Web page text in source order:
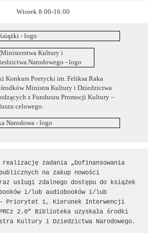
Wtorek 8:00-16:00
Konkurs Poetycki im. Feliksa Raka
Ministra Kultury i Dziedzictwa
z Funduszu Promocji Kultury –
celowego.
realizację zadania „Dofinansowania
na zakup nowości
usługi zdalnego dostępu do książek
i/lub audiobooków i/lub
– Priorytet 1, Kierunek Interwencji
2.0” Biblioteka uzyskała środki
Kultury i Dziedzictwa Narodowego.